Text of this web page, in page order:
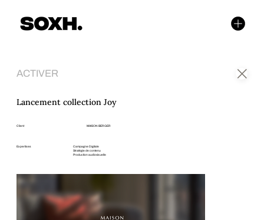
ACTIVER
Lancement collection Joy
Client MAISON BERGER
Expertises
Campagne Digitale
Stratégie de contenu
Production audiovisuelle